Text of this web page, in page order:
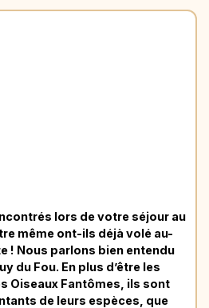
lors de votre séjour au
même ont-ils déjà volé au-
! Nous parlons bien entendu
du Fou. En plus d’être les
Oiseaux Fantômes, ils sont
de leurs espèces, que